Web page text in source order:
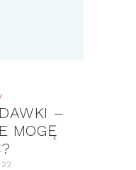
–
MOGĘ